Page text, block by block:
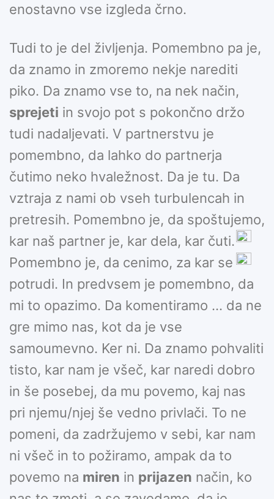
enostavno vse izgleda črno.
Tudi to je del življenja. Pomembno pa je,
da znamo in zmoremo nekje narediti
piko. Da znamo vse to, na nek način,
sprejeti in svojo pot s pokončno držo
tudi nadaljevati. V partnerstvu je
pomembno, da lahko do partnerja
čutimo neko hvaležnost. Da je tu. Da
vztraja z nami ob vseh turbulencah in
pretresih. Pomembno je, da spoštujemo,
kar naš partner je, kar dela, kar čuti.
Pomembno je, da cenimo, za kar se
potrudi. In predvsem je pomembno, da
mi to opazimo. Da komentiramo … da ne
gre mimo nas, kot da je vse
samoumevno. Ker ni. Da znamo pohvaliti
tisto, kar nam je všeč, kar naredi dobro
in še posebej, da mu povemo, kaj nas
pri njemu/njej še vedno privlači. To ne
pomeni, da zadržujemo v sebi, kar nam
ni všeč in to požiramo, ampak da to
povemo na miren in prijazen način, ko